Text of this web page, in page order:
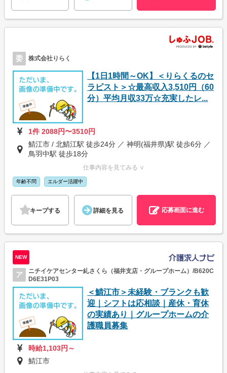
委 株式会社りらく
【1日1時間～OK】＜りらくるのセ
ラピスト＞☆最高収入3,510円（60
分）平均月収33万☆充実したレ...
1件 2088円〜3510円
鯖江市 / 北鯖江駅 徒歩24分 ／ 神明(福井県)駅 徒歩6分 ／
鳥羽中駅 徒歩18分
仕事内容を見てみる ∨
年齢不問 エルダー活躍中
キープする 詳細を見る 応募画面に進む
NEW
ア
ニチイケアセンター糺さくら（福井支店・グループホーム）/B620C
D6E31P03
＜鯖江市＞未経験・ブランクも歓
迎｜シフトは応相談｜産休・育休
の実績あり｜グループホームの介
護職員募集
時給1,103円～
鯖江市